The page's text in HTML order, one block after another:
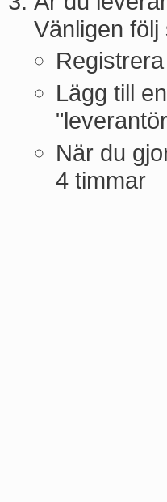
Vänligen följ
Lägg till
När du
4 timmar